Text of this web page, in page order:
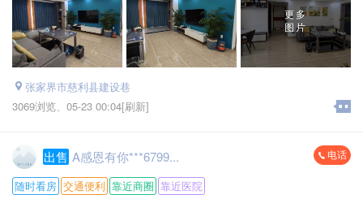
更多
图片
张家界市慈利县建设巷
3069浏览、 05-23 00:04[刷新]
出售 A感恩有你***6799... 电话
随时看房 交通便利 靠近商圈 靠近医院